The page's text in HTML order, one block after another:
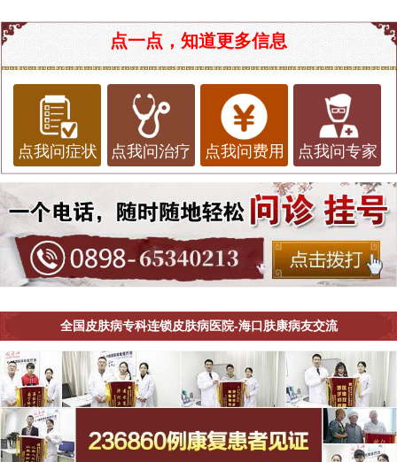
点一点，知道更多信息
点我问症状 点我问治疗 点我问费用 点我问专家
全国皮肤病专科连锁皮肤病医院-海口肤康病友交流